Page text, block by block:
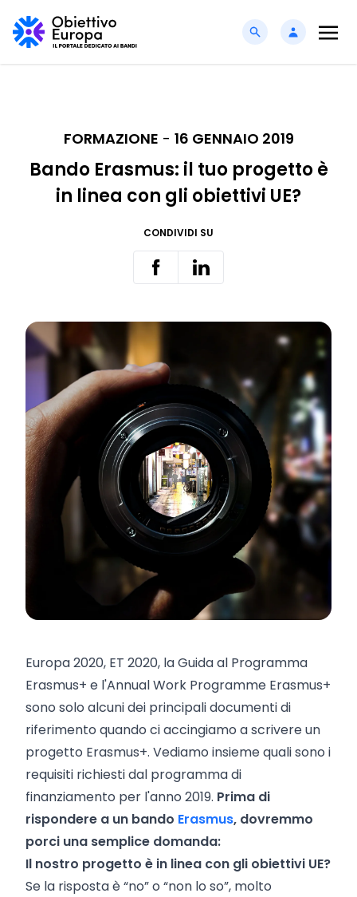
FORMAZIONE - 16 GENNAIO 2019
Bando Erasmus: il tuo progetto è
in linea con gli obiettivi UE?
CONDIVIDI SU
Europa 2020, ET 2020, la Guida al Programma
Erasmus+ e l'Annual Work Programme Erasmus+
sono solo alcuni dei principali documenti di
riferimento quando ci accingiamo a scrivere un
progetto Erasmus+. Vediamo insieme quali sono i
requisiti richiesti dal programma di
finanziamento per l'anno 2019. Prima di
rispondere a un bando Erasmus, dovremmo
porci una semplice domanda:
Il nostro progetto è in linea con gli obiettivi UE?
Se la risposta è “no” o “non lo so”, molto